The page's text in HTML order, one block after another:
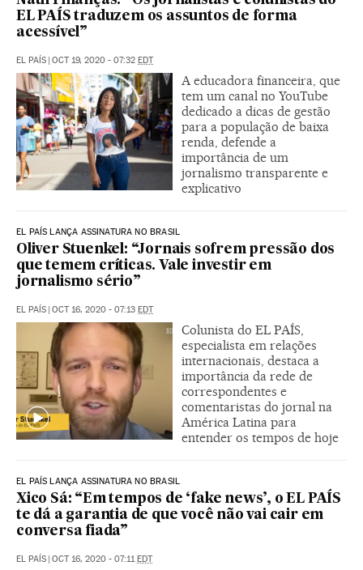
EL PAÍS traduzem os assuntos de forma
acessível”
EL PAÍS | OCT 19, 2020 - 07:32 EDT
A educadora financeira, que
tem um canal no YouTube
dedicado a dicas de gestão
para a população de baixa
renda, defende a
importância de um
jornalismo transparente e
explicativo
EL PAÍS LANÇA ASSINATURA NO BRASIL
Oliver Stuenkel: “Jornais sofrem pressão dos
que temem críticas. Vale investir em
jornalismo sério”
EL PAÍS | OCT 16, 2020 - 07:13 EDT
Colunista do EL PAÍS,
especialista em relações
internacionais, destaca a
importância da rede de
correspondentes e
comentaristas do jornal na
América Latina para
entender os tempos de hoje
EL PAÍS LANÇA ASSINATURA NO BRASIL
Xico Sá: “Em tempos de ‘fake news’, o EL PAÍS
te dá a garantia de que você não vai cair em
conversa fiada”
EL PAÍS | OCT 16, 2020 - 07:11EDT